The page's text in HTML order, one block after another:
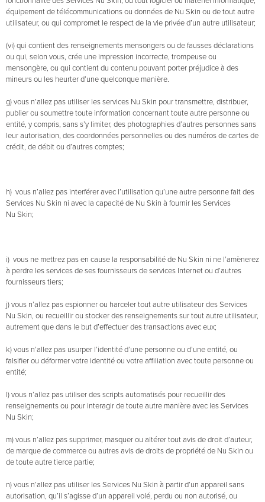
équipement de télécommunications ou données de Nu Skin ou de tout autre
utilisateur, ou qui compromet le respect de la vie privée d’un autre utilisateur;
(vi) qui contient des renseignements mensongers ou de fausses déclarations
ou qui, selon vous, crée une impression incorrecte, trompeuse ou
mensongère, ou qui contient du contenu pouvant porter préjudice à des
mineurs ou les heurter d’une quelconque manière.
g) vous n’allez pas utiliser les services Nu Skin pour transmettre, distribuer,
publier ou soumettre toute information concernant toute autre personne ou
entité, y compris, sans s’y limiter, des photographies d’autres personnes sans
leur autorisation, des coordonnées personnelles ou des numéros de cartes de
crédit, de débit ou d’autres comptes;
h) vous n’allez pas interférer avec l’utilisation qu’une autre personne fait des
Services Nu Skin ni avec la capacité de Nu Skin à fournir les Services
Nu Skin;
i) vous ne mettrez pas en cause la responsabilité de Nu Skin ni ne l’amènerez
à perdre les services de ses fournisseurs de services Internet ou d’autres
fournisseurs tiers;
j) vous n’allez pas espionner ou harceler tout autre utilisateur des Services
Nu Skin, ou recueillir ou stocker des renseignements sur tout autre utilisateur,
autrement que dans le but d’effectuer des transactions avec eux;
k) vous n’allez pas usurper l’identité d’une personne ou d’une entité, ou
falsifier ou déformer votre identité ou votre affiliation avec toute personne ou
entité;
l) vous n’allez pas utiliser des scripts automatisés pour recueillir des
renseignements ou pour interagir de toute autre manière avec les Services
Nu Skin;
m) vous n’allez pas supprimer, masquer ou altérer tout avis de droit d’auteur,
de marque de commerce ou autres avis de droits de propriété de Nu Skin ou
de toute autre tierce partie;
n) vous n’allez pas utiliser les Services Nu Skin à partir d’un appareil sans
autorisation, qu’il s’agisse d’un appareil volé, perdu ou non autorisé, ou